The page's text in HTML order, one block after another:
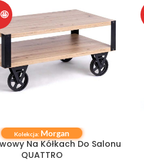
KOSZYKA
Kolekcja: Morgan
Na Kółkach Do Salonu
QUATTRO